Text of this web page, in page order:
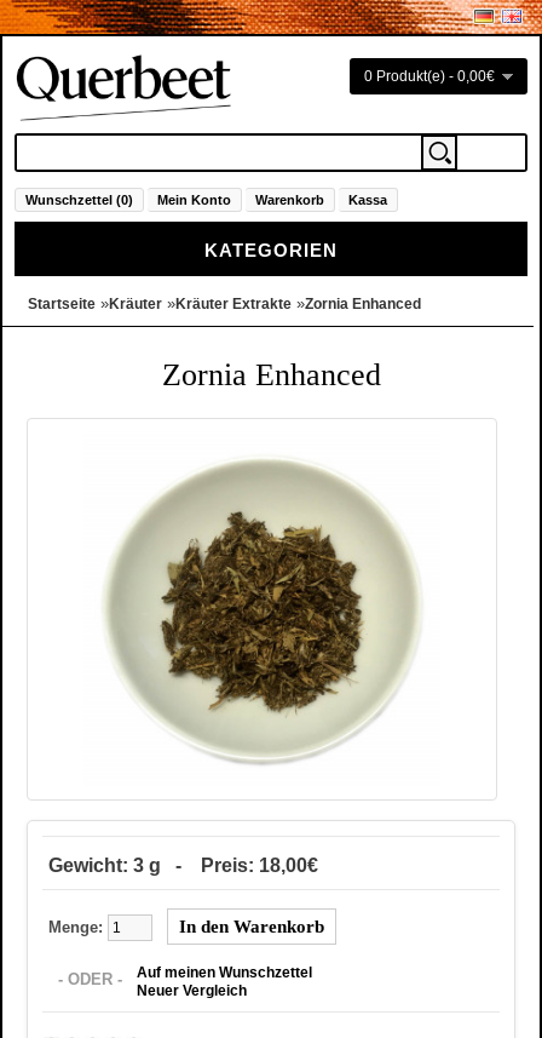
0 Produkt(e) - 0,00€
Wunschzettel (0) Mein Konto Warenkorb Kassa
KATEGORIEN
Startseite »Kräuter »Kräuter Extrakte »Zornia Enhanced
Zornia Enhanced
Gewicht: 3 g - Preis: 18,00€
Menge:
- ODER -
Auf meinen Wunschzettel
Neuer Vergleich